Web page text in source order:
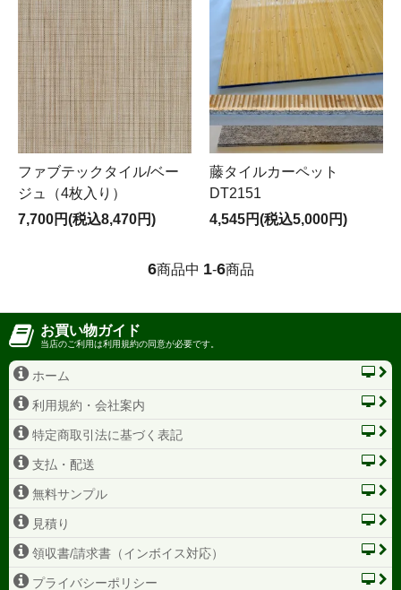
ファブテックタイル/ベー
ジュ（4枚入り）
7,700円(税込8,470円)
藤タイルカーペット
DT2151
4,545円(税込5,000円)
6商品中 1-6商品
お買い物ガイド
当店のご利用は利用規約の同意が必要です。
ホーム
利用規約・会社案内
特定商取引法に基づく表記
支払・配送
無料サンプル
見積り
領収書/請求書（インボイス対応）
プライバシーポリシー